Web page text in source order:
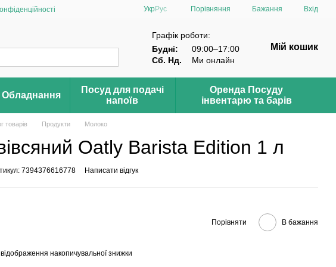
УкрРус Порівняння Бажання Вхід
Графік роботи:
Будні:
09:00–17:00
Сб. Нд.
Ми онлайн
Мій кошик
Обладнання
Посуд для подачі
напоїв
Оренда Посуду
інвентарю та барів
товарів Продукти Молоко
Oatly Barista Edition 1 л
7394376616778 Написати відгук
Порівняти В бажання
накопичувальної знижки